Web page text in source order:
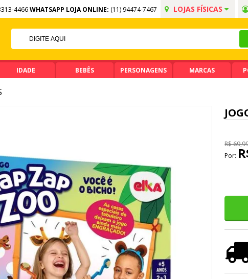
4466WHATSAPP LOJA ONLINE: (11) 94474-7467 LOJAS FÍSICAS
NO PIX
DE R$ 99,90
IDADE BEBÊS PERSONAGENS MARCAS
R$
Por: